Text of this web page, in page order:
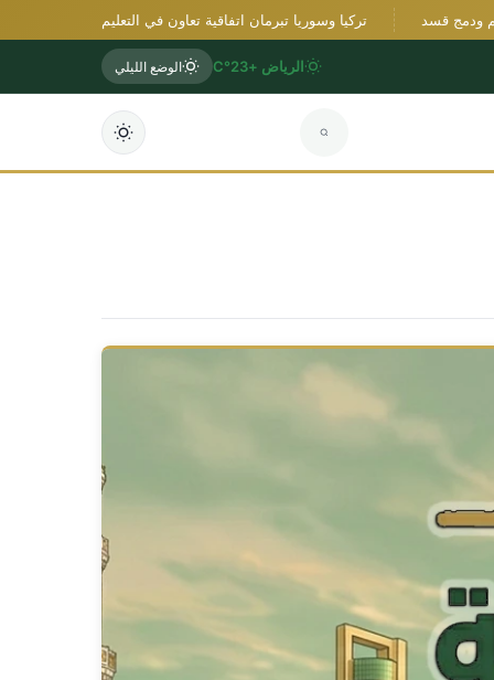
قسد تركيا وسوريا تبرمان اتفاقية تعاون في التعليم العالي وتخططان
الرياض +23°C الوضع الليلي